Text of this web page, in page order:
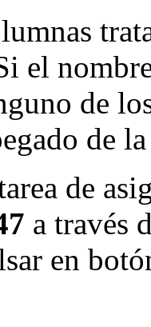
el
de
de
de
a través
en